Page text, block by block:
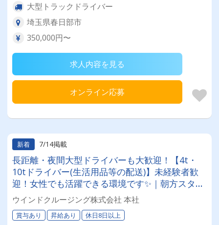
大型トラックドライバー
埼玉県春日部市
350,000円〜
求人内容を見る
オンライン応募
新着 7/14掲載
長距離・夜間大型ドライバーも大歓迎！【4t・
10tドライバー(生活用品等の配送)】未経験者歓
迎！女性でも活躍できる環境です✨｜朝方スター
トで午後は自分時間◎｜月給26万円～＃賞与年2
回＃週休2日制＃資格取得支援制度あり＼身体の
負担軽減をしたい方必見！／
ウインドクルージング株式会社 本社
賞与あり 昇給あり 休日8日以上